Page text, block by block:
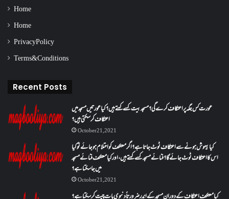
Home
Home
Privacy Policy
Terms & Conditions
Recent Posts
عورت کس جگہ پر اعتکاف کرے گی؟مسجد بیت کسے کہتے ہیں؟کیا عورتیں مسجد میں
اعتکاف کر سکتی ہیں؟
October 21, 2021
کیا بیہوش ہونے سے اعتکاف ٹوٹ جاتا ہے؟ اگر معتکف کو احتلام ہو جائے تو کیا
اس کا اعتکاف ٹوٹ جائے گا؟فنائے مسجد کسے کہتے ہیں ، اور کیا معتکف فنائے مسجد
میں جا سکتا ہے؟
October 21, 2021